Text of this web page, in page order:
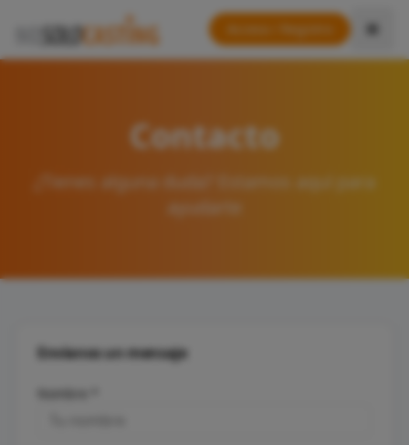
Acceso / Registro
Contacto
¿Tienes alguna duda? Estamos aquí para
ayudarte
Envíanos un mensaje